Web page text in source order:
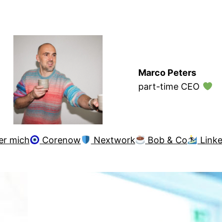
Marco Peters
part-time CEO
mich Corenow Nextwork Bob & Co